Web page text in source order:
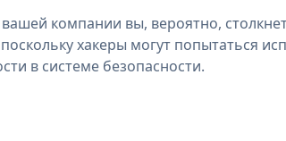
компании вы, вероятно,
хакеры могут попытаться
в системе безопасности.